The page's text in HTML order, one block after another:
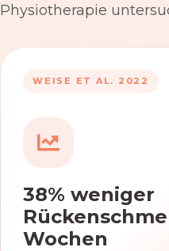
Physiotherapie
WEISE ET AL. 2022
38% weniger
Wochen
53%